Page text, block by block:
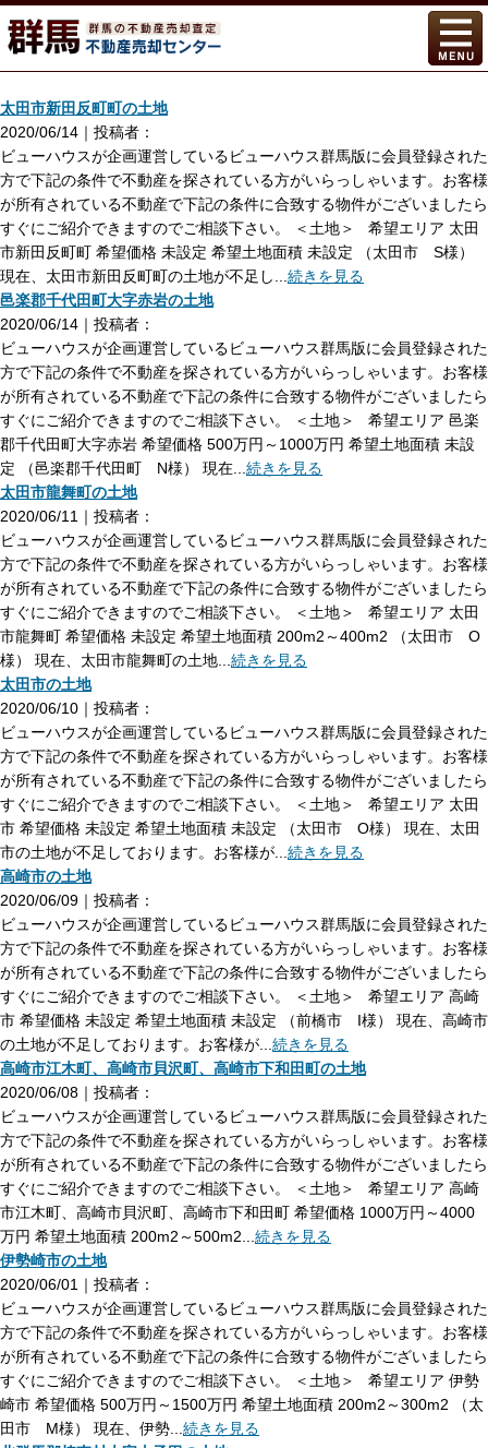
太田市新田反町町の土地
2020/06/14｜投稿者：
ビューハウスが企画運営しているビューハウス群馬版に会員登録された
方で下記の条件で不動産を探されている方がいらっしゃいます。お客様
が所有されている不動産で下記の条件に合致する物件がございましたら
すぐにご紹介できますのでご相談下さい。 ＜土地＞ 希望エリア 太田
市新田反町町 希望価格 未設定 希望土地面積 未設定 （太田市 S様）
現在、太田市新田反町町の土地が不足し... 続きを見る
邑楽郡千代田町大字赤岩の土地
2020/06/14｜投稿者：
ビューハウスが企画運営しているビューハウス群馬版に会員登録された
方で下記の条件で不動産を探されている方がいらっしゃいます。お客様
が所有されている不動産で下記の条件に合致する物件がございましたら
すぐにご紹介できますのでご相談下さい。 ＜土地＞ 希望エリア 邑楽
郡千代田町大字赤岩 希望価格 500万円～1000万円 希望土地面積 未設
定 （邑楽郡千代田町 N様） 現在... 続きを見る
太田市龍舞町の土地
2020/06/11｜投稿者：
ビューハウスが企画運営しているビューハウス群馬版に会員登録された
方で下記の条件で不動産を探されている方がいらっしゃいます。お客様
が所有されている不動産で下記の条件に合致する物件がございましたら
すぐにご紹介できますのでご相談下さい。 ＜土地＞ 希望エリア 太田
市龍舞町 希望価格 未設定 希望土地面積 200m2～400m2 （太田市 O
様） 現在、太田市龍舞町の土地... 続きを見る
太田市の土地
2020/06/10｜投稿者：
ビューハウスが企画運営しているビューハウス群馬版に会員登録された
方で下記の条件で不動産を探されている方がいらっしゃいます。お客様
が所有されている不動産で下記の条件に合致する物件がございましたら
すぐにご紹介できますのでご相談下さい。 ＜土地＞ 希望エリア 太田
市 希望価格 未設定 希望土地面積 未設定 （太田市 O様） 現在、太田
市の土地が不足しております。お客様が... 続きを見る
高崎市の土地
2020/06/09｜投稿者：
ビューハウスが企画運営しているビューハウス群馬版に会員登録された
方で下記の条件で不動産を探されている方がいらっしゃいます。お客様
が所有されている不動産で下記の条件に合致する物件がございましたら
すぐにご紹介できますのでご相談下さい。 ＜土地＞ 希望エリア 高崎
市 希望価格 未設定 希望土地面積 未設定 （前橋市 I様） 現在、高崎市
の土地が不足しております。お客様が... 続きを見る
高崎市江木町、高崎市貝沢町、高崎市下和田町の土地
2020/06/08｜投稿者：
ビューハウスが企画運営しているビューハウス群馬版に会員登録された
方で下記の条件で不動産を探されている方がいらっしゃいます。お客様
が所有されている不動産で下記の条件に合致する物件がございましたら
すぐにご紹介できますのでご相談下さい。 ＜土地＞ 希望エリア 高崎
市江木町、高崎市貝沢町、高崎市下和田町 希望価格 1000万円～4000
万円 希望土地面積 200m2～500m2... 続きを見る
伊勢崎市の土地
2020/06/01｜投稿者：
ビューハウスが企画運営しているビューハウス群馬版に会員登録された
方で下記の条件で不動産を探されている方がいらっしゃいます。お客様
が所有されている不動産で下記の条件に合致する物件がございましたら
すぐにご紹介できますのでご相談下さい。 ＜土地＞ 希望エリア 伊勢
崎市 希望価格 500万円～1500万円 希望土地面積 200m2～300m2 （太
田市 M様） 現在、伊勢... 続きを見る